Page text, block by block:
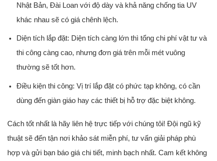
Nhật Bản, Đài Loan với độ dày và khả năng chống tia UV
khác nhau sẽ có giá chênh lệch.
Diện tích lắp đặt: Diệntích càng lớn thì tổng chi phí vật tư và
thi công càng cao, nhưng đơn giá trên mỗi mét vuông
thường sẽ tốt hơn.
Điều kiện thi công: Vị trí lắp đặt có phức tạp không, có cần
dùng đến giàn giáo hay các thiết bị hỗ trợ đặc biệt không.
Cách tốt nhất là hãy liên hệ trực tiếp với chúng tôi! Đội ngũ kỹ
thuật sẽ đến tận nơi khảo sát miễn phí, tư vấn giải pháp phù
hợp và gửi bạn báo giá chi tiết, minh bạch nhất. Cam kết không